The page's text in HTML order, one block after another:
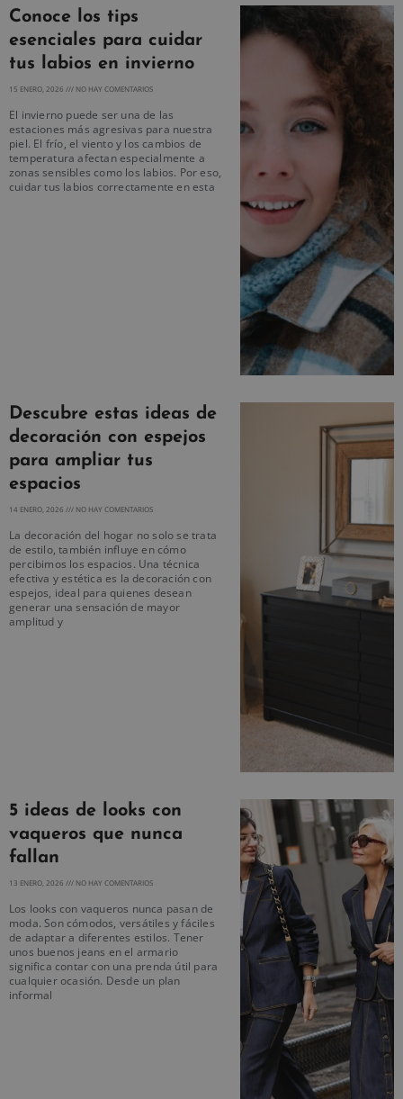
Conoce los tips
esenciales para cuidar
tus labios en invierno
15 ENERO, 2026 NO HAY COMENTARIOS
El invierno puede ser una de las
estaciones más agresivas para nuestra
piel. El frío, el viento y los cambios de
temperatura afectan especialmente a
zonas sensibles como los labios. Por eso,
cuidar tus labios correctamente en esta
Descubre estas ideas de
decoración con espejos
para ampliar tus
espacios
14 ENERO, 2026 NO HAY COMENTARIOS
La decoración del hogar no solo se trata
de estilo, también influye en cómo
percibimos los espacios. Una técnica
efectiva y estética es la decoración con
espejos, ideal para quienes desean
generar una sensación de mayor
amplitud y
5 ideas de looks con
vaqueros que nunca
fallan
13 ENERO, 2026 NO HAY COMENTARIOS
Los looks con vaqueros nunca pasan de
moda. Son cómodos, versátiles y fáciles
de adaptar a diferentes estilos. Tener
unos buenos jeans en el armario
significa contar con una prenda útil para
cualquier ocasión. Desde un plan
informal